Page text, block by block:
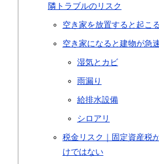
隣トラブルのリスク
空き家を放置すると起こ
空き家になると建物が急
湿気とカビ
雨漏り
給排水設備
シロアリ
税金リスク｜固定資産税
けではない